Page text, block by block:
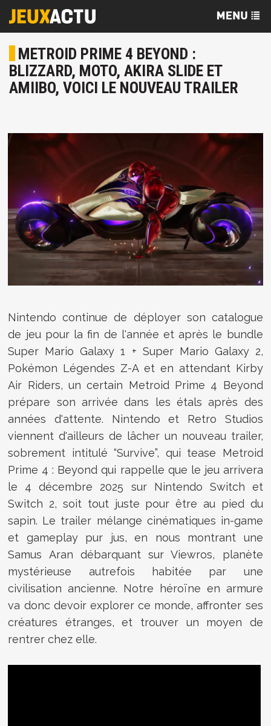
METROID PRIME 4 BEYOND :
BLIZZARD, MOTO, AKIRA SLIDE ET
AMIIBO, VOICI LE NOUVEAU TRAILER
Nintendo continue de déployer son catalogue
de jeu pour la fin de l'année et après le bundle
Super Mario Galaxy 1 + Super Mario Galaxy 2,
Pokémon Légendes Z-A et en attendant Kirby
Air Riders, un certain Metroid Prime 4 Beyond
prépare son arrivée dans les étals après des
années d'attente. Nintendo et Retro Studios
viennent d'ailleurs de lâcher un nouveau trailer,
sobrement intitulé “Survive”, qui tease Metroid
Prime 4 : Beyond qui rappelle que le jeu arrivera
le 4 décembre 2025 sur Nintendo Switch et
Switch 2, soit tout juste pour être au pied du
sapin. Le trailer mélange cinématiques in-game
et gameplay pur jus, en nous montrant une
Samus Aran débarquant sur Viewros, planète
mystérieuse autrefois habitée par une
civilisation ancienne. Notre héroïne en armure
va donc devoir explorer ce monde, affronter ses
créatures étranges, et trouver un moyen de
rentrer chez elle.